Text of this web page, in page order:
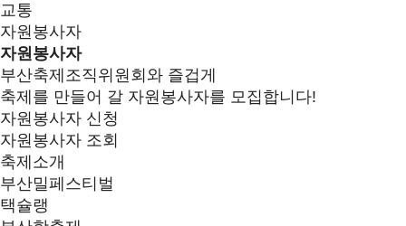
교통
자원봉사자
자원봉사자
부산축제조직위원회와 즐겁게
축제를 만들어 갈 자원봉사자를 모집합니다!
자원봉사자 신청
자원봉사자 조회
축제소개
부산밀페스티벌
택슐랭